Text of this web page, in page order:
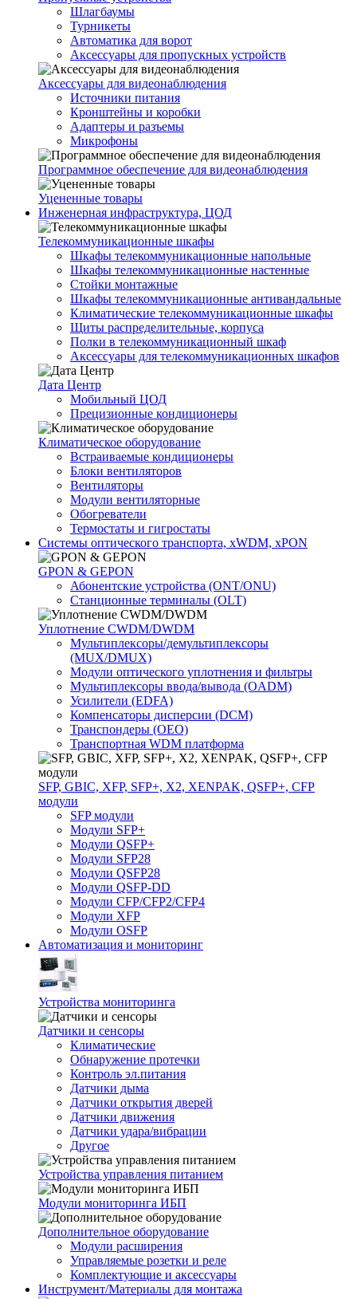
Шлагбаумы
Турникеты
Автоматика для ворот
Аксессуары для пропускных устройств
Аксессуары для видеонаблюдения
Источники питания
Кронштейны и коробки
Адаптеры и разъемы
Микрофоны
Программное обеспечение для видеонаблюдения
Уцененные товары
Инженерная инфраструктура, ЦОД
Телекоммуникационные шкафы
Шкафы телекоммуникационные напольные
Шкафы телекоммуникационные настенные
Стойки монтажные
Шкафы телекоммуникационные антивандальные
Климатические телекоммуникационные шкафы
Щиты распределительные, корпуса
Полки в телекоммуникационный шкаф
Аксессуары для телекоммуникационных шкафов
Дата Центр
Мобильный ЦОД
Прецизионные кондиционеры
Климатичeское оборудование
Встраиваемые кондиционеры
Блоки вентиляторов
Вентиляторы
Модули вентиляторные
Обогреватели
Термостаты и гигростаты
Системы оптического транспорта, xWDM, xPON
GPON & GEPON
Абонентские устройства (ONT/ONU)
Станционные терминалы (OLT)
Уплотнение CWDM/DWDM
Мультиплексоры/демультиплексоры
(MUX/DMUX)
Модули оптического уплотнения и фильтры
Мультиплексоры ввода/вывода (OADM)
Усилители (EDFA)
Компенсаторы дисперсии (DCM)
Транспондеры (OEO)
Транспортная WDM платформа
SFP, GBIC, XFP, SFP+, X2, XENPAK, QSFP+, CFP
модули
SFP модули
Модули SFP+
Модули QSFP+
Модули SFP28
Модули QSFP28
Модули QSFP-DD
Модули CFP/CFP2/CFP4
Модули XFP
Модули OSFP
Автоматизация и мониторинг
Устройства мониторинга
Датчики и сенсоры
Климатические
Обнаружение протечки
Контроль эл.питания
Датчики дыма
Датчики открытия дверей
Датчики движения
Датчики удара/вибрации
Другое
Устройства управления питанием
Модули мониторинга ИБП
Дополнительное оборудование
Модули расширения
Управляемые розетки и реле
Комплектующие и аксессуары
Инструмент/Материалы для монтажа